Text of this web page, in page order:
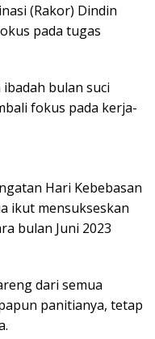
(Rakor) Dindin
pada tugas
bulan suci
fokus pada kerja-
Hari Kebebasan
ikut mensukseskan
bulan Juni 2023
dari semua
panitianya, tetap